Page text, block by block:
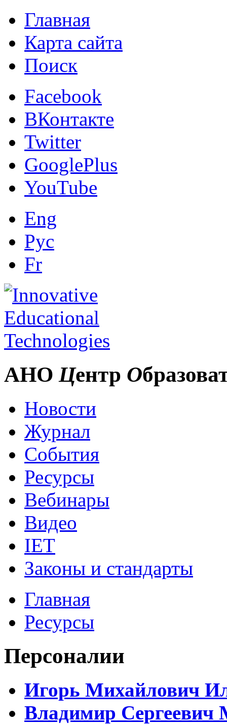
Главная
Карта сайта
Поиск
Facebook
ВКонтакте
Twitter
GooglePlus
YouTube
Eng
Рус
Fr
АНО Центр О
Новости
Журнал
События
Ресурсы
Вебинары
Видео
IET
Законы и стандарты
Главная
Ресурсы
Персоналии
Игорь Михайлович
Владимир Сергеевич